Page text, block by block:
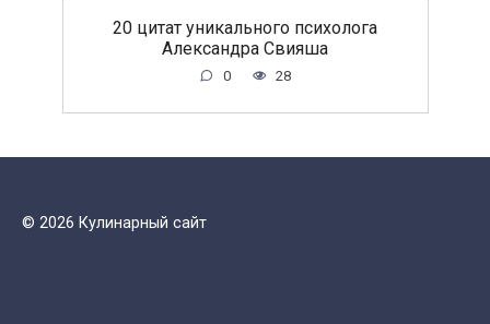
20 цитат уникального психолога
Александра Свияша
0 28
© 2026 Кулинарный сайт